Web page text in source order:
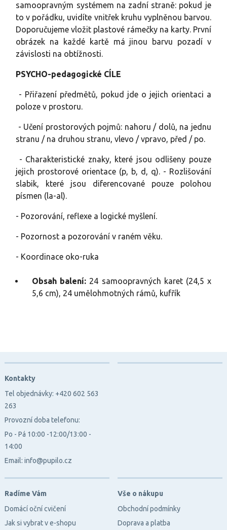
samoopravným systémem na zadní straně: pokud je
to v pořádku, uvidíte vnitřek kruhu vyplněnou barvou.
Doporučujeme vložit plastové rámečky na karty. První
obrázek na každé kartě má jinou barvu pozadí v
závislosti na obtížnosti.
PSYCHO-pedagogické CÍLE
- Přiřazení předmětů, pokud jde o jejich orientaci a
poloze v prostoru.
- Učení prostorových pojmů: nahoru / dolů, na jednu
stranu / na druhou stranu, vlevo / vpravo, před / po.
- Charakteristické znaky, které jsou odlišeny pouze
jejich prostorové orientace (p, b, d, q). - Rozlišování
slabik, které jsou diferencované pouze polohou
písmen (la-al).
- Pozorování, reflexe a logické myšlení.
- Pozornost a pozorování v raném věku.
- Koordinace oko-ruka
Obsah balení: 24 samoopravných karet (24,5 x
5,6 cm), 24 umělohmotných rámů, kufřík
Kontakty
Tel objednávky: +420 602 563
263
Provozní doba telefonu:
Po - Pá 10:00 -12:00/13:00 -
14:00
Email: info@pupilo.cz
Vše o nákupu
Obchodní podmínky
Doprava a platba
Radíme Vám
Domácí oční cvičení
Jak si vybrat v e-shopu